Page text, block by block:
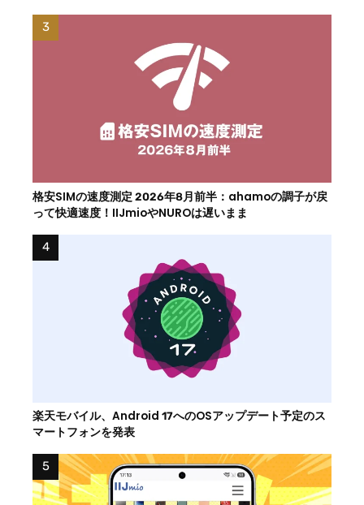
格安SIMの速度測定 2026年8月前半：ahamoの調子が戻
って快適速度！IIJmioやNUROは遅いまま
楽天モバイル、Android 17へのOSアップデート予定のス
マートフォンを発表